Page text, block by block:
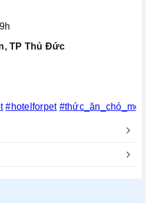
TP Thủ Đức
#hotelforpet #thức_ăn_chó_mèo